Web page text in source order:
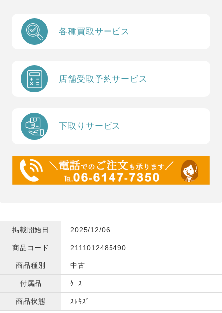
各種買取サービス
店舗受取予約サービス
下取りサービス
掲載開始日 2025/12/06
商品コード 2111012485490
商品種別 中古
付属品 ｹｰｽ
商品状態 ｽﾚｷｽﾞ